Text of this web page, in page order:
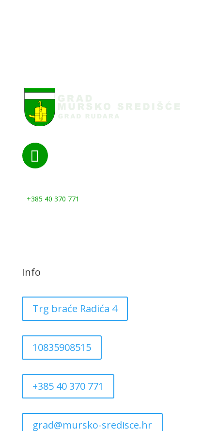

+385 40 370 771
Info
Trg braće Radića 4
10835908515
+385 40 370 771
grad@mursko-sredisce.hr